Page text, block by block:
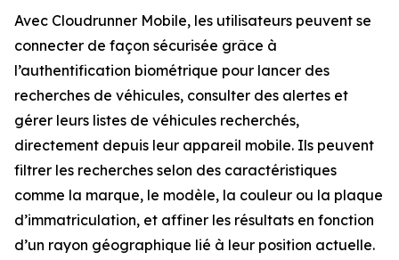
Avec Cloudrunner Mobile, les utilisateurs peuvent se
connecter de façon sécurisée grâce à
l’authentification biométrique pour lancer des
recherches de véhicules, consulter des alertes et
gérer leurs listes de véhicules recherchés,
directement depuis leur appareil mobile. Ils peuvent
filtrer les recherches selon des caractéristiques
comme la marque, le modèle, la couleur ou la plaque
d’immatriculation, et affiner les résultats en fonction
d’un rayon géographique lié à leur position actuelle.